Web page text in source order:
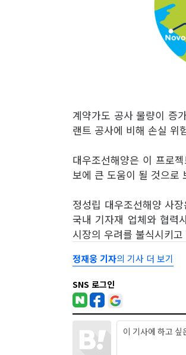
계약가도 공사 물량이 증
랜트 공사에 비해 손실 위
대우조선해양은 이 프로
보에 큰 도움이 될 것으로
정성립 대우조선해양 사
국내 기자재 업체와 협력
시장의 우려를 불식시키
정재웅 기자의 기사 더 보기
SNS 로그인